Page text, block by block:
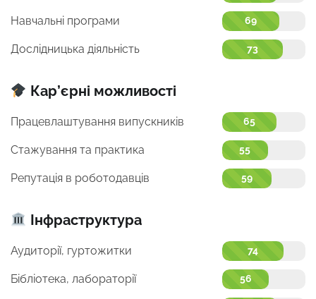
Навчальні програми 69
Дослідницька діяльність 73
Кар’єрні можливості
Працевлаштування випускників 65
Стажування та практика 55
Репутація в роботодавців 59
Інфраструктура
Аудиторії, гуртожитки 74
Бібліотека, лабораторії 56